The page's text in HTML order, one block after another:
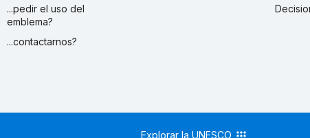
...pedir el uso del
emblema?
...contactarnos?
Explorar la UNESCO